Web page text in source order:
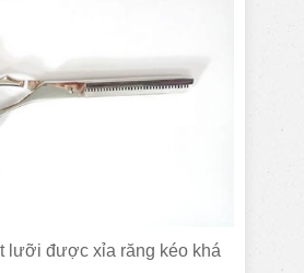
lưỡi được xỉa răng kéo khá